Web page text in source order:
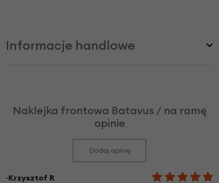
Informacje handlowe
Naklejka frontowa Batavus / na ramę
opinie
Dodaj opinię
~Krzysztof R